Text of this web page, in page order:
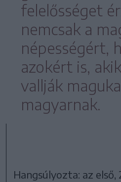
felelősséget
nemcsak a
népességért,
azokért is,
vallják
magyarnak.
Hangsúlyozta: az